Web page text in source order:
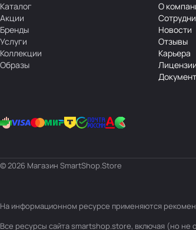
Каталог
Акции
Бренды
Услуги
Коллекции
Образы
О
Новости
Отзывы
Карьера
Лицензии
© 2026 Магазин SmartShop.Store
На информационном ресурсе применяются
Все ресурсы сайта smartshop.store, включая (но